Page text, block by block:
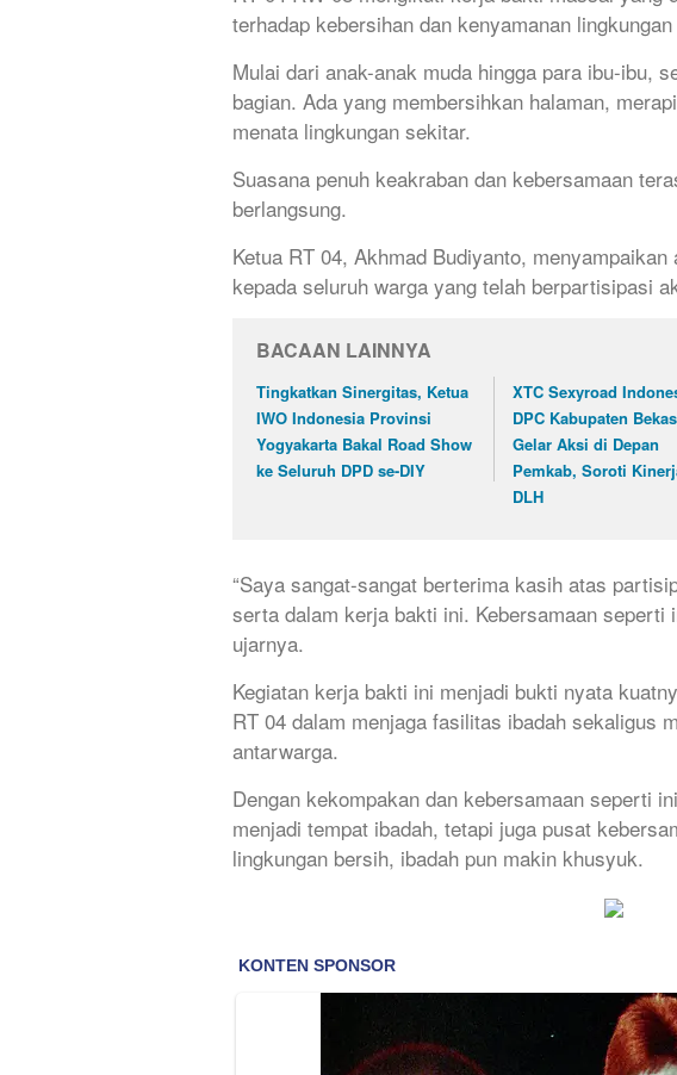
terhadap kebersihan dan kenyamanan
Mulai dari anak-anak muda hingga para ibu-ibu,
bagian. Ada yang membersihkan halaman,
menata lingkungan sekitar.
Suasana penuh keakraban dan kebersamaan
berlangsung.
Ketua RT 04, Akhmad Budiyanto,
kepada seluruh warga yang telah berpartisipasi
BACAAN LAINNYA
Tingkatkan Sinergitas, Ketua
IWO Indonesia Provinsi
Yogyakarta Bakal Road Show
ke Seluruh DPD se-DIY
XTC Sexyroad
DPC Kabupaten
Gelar Aksi di Depan
Pemkab, Soroti
DLH
“Saya sangat-sangat berterima kasih atas
serta dalam kerja bakti ini. Kebersamaan seperti
ujarnya.
Kegiatan kerja bakti ini menjadi bukti nyata
RT 04 dalam menjaga fasilitas ibadah sekaligus
antarwarga.
Dengan kekompakan dan kebersamaan seperti
menjadi tempat ibadah, tetapi juga pusat
lingkungan bersih, ibadah pun makin khusyuk.